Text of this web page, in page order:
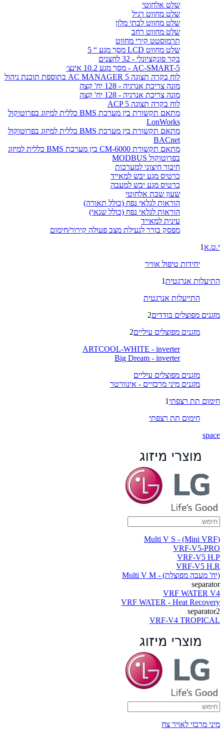
שלט אלחוטי
שלט מחווט רגיל
שלט מחווט לבתי מלון
שלט מחווט רחב
תרמוסטט קירי מחווט
שלט מחווט LCD מסך מגע “ 5
בקר פונקציונלי - 32 לחצנים
AC-SMART-5 - מסך מגע 10.2 אינצ׳
לוח בקרה תצוגה AC MANAGER 5 בתוספת תוכנת ניהול
מונה צריכת אנרגיה - 128 יח' קצה
מונה צריכת אנרגיה - 128 יח' קצה
לוח בקרה תצוגה ACP 5
מתאם תקשורת בין מערכת BMS כללית למיזוג בפרוטוקול
LonWorks
מתאם תקשורת בין מערכת BMS כללית למיזוג בפרוטוקול
BACnet
מתאם תקשורת CM-6000 בין מערכת BMS כללית למיזוג
בפרוטוקול MODBUS
חיבור חיצוני למערכות
כרטיס מגע יבש למאייד
כרטיס מגע יבש למעבה
שעון שבת אלחוטי
הוראות לגלאי נפח (כולל תאורה)
הוראות לגלאי נפח (כולל שנאי)
עינית למאייד
מפסק בורר לנעילת מצב פעולה קירור/חימום
י.ט.א 1
יחידות טיפול אוויר
התיעלות אנרגטית1
התייעלות אנרגטית
מזגנים מפוצלים בודדים2
מזגנים מפוצלים עיליים2
ARTCOOL-WHITE - inverter
Big Dream - inverter
מזגנים מפוצלים עיליים
מזגנים מיני מרכזיים - אינוורטר
חימום תת רצפתי1
חימום תת רצפתי
space
(Multi V S - (Mini VRF
VRF-V5-PRO
VRF-V5 H.P
VRF-V5 H.R
(יח' מעבה מפוצלת) - Multi V M
separator
VRF WATER V4
VRF WATER - Heat Recovery
separator2
VRF-V4 TROPICAL
מיני מרכזי לאויר צח